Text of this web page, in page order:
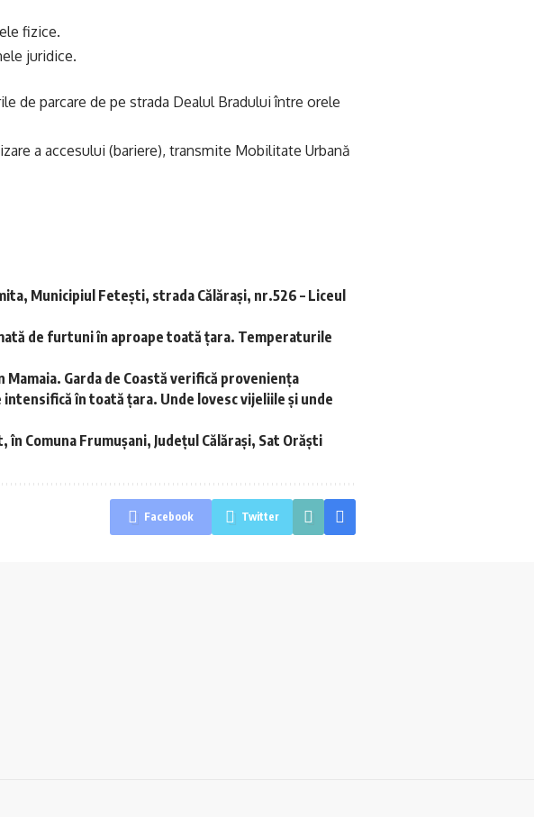
fizice.
juridice.
de parcare de pe strada Dealul Bradului între orele
a accesului (bariere), transmite Mobilitate Urbană
Municipiul Fetești, strada Călărași, nr.526 – Liceul
de furtuni în aproape toată țara. Temperaturile
Garda de Coastă verifică proveniența
în toată țara. Unde lovesc vijeliile și unde
Comuna Frumușani, Județul Călărași, Sat Orăști
Facebook Twitter